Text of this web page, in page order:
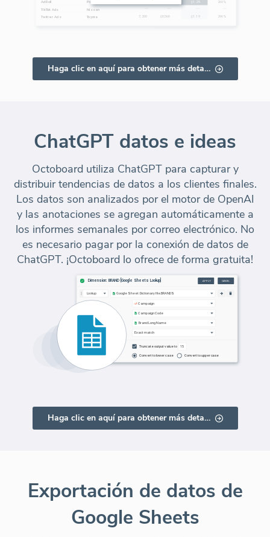
Haga clic en aquí para obtener más detalles
ChatGPT datos e ideas
Octoboard utiliza ChatGPT para capturar y
distribuir tendencias de datos a los clientes finales.
Los datos son analizados por el motor de OpenAI
y las anotaciones se agregan automáticamente a
los informes semanales por correo electrónico. No
es necesario pagar por la conexión de datos de
ChatGPT. ¡Octoboard lo ofrece de forma gratuita!
Haga clic en aquí para obtener más detalles
Exportación de datos de
Google Sheets